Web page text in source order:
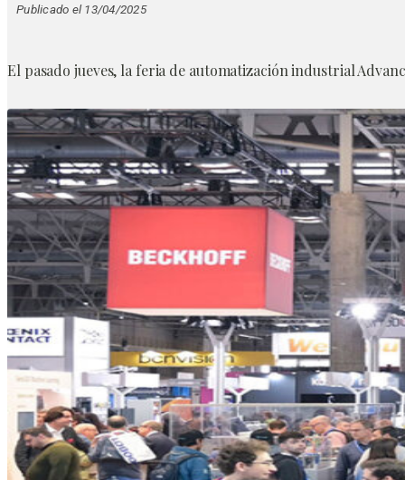
Publicado el 13/04/2025
El pasado jueves, la feria de automatización industrial